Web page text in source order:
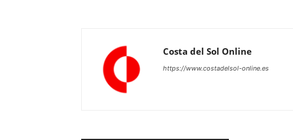
Costa del Sol Online
https://www.costadelsol-online.es